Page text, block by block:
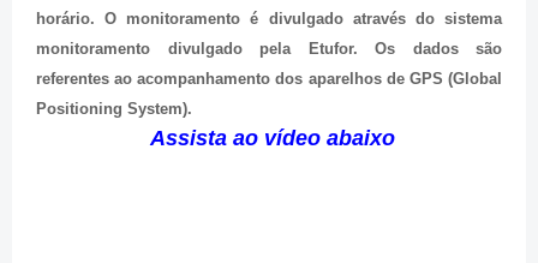
horário. O monitoramento é divulgado através do sistema
monitoramento divulgado pela Etufor. Os dados são
referentes ao acompanhamento dos aparelhos de GPS (Global
Positioning System).
Assista ao vídeo abaixo